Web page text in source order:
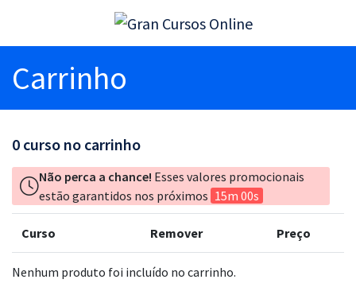
Carrinho
0 curso no carrinho
Não perca a chance! Esses valores promocionais
estão garantidos nos próximos 15m 00s
Curso Remover Preço
Nenhum produto foi incluído no carrinho.